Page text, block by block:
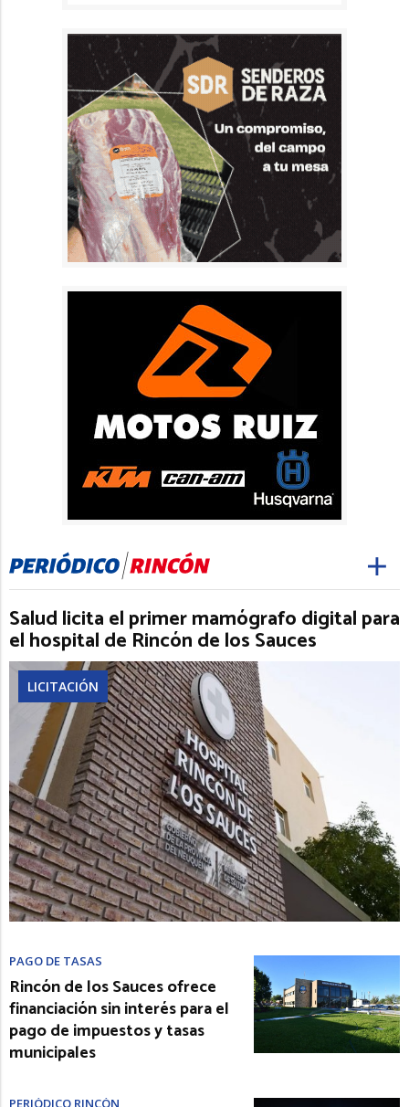
Salud licita el primer mamógrafo digital para
el hospital de Rincón de los Sauces
LICITACIÓN
PAGO DE TASAS
Rincón de los Sauces ofrece
financiación sin interés para el
pago de impuestos y tasas
municipales
PERIÓDICO RINCÓN